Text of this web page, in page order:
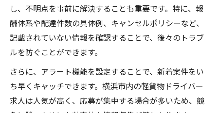
し、不明点を事前に解決することも重要です。特に、報
酬体系や配達件数の具体例、キャンセルポリシーなど、
記載されていない情報を確認することで、後々のトラブ
ルを防ぐことができます。
さらに、アラート機能を設定することで、新着案件をい
ち早くキャッチできます。横浜市内の軽貨物ドライバー
求人は人気が高く、応募が集中する場合が多いため、競